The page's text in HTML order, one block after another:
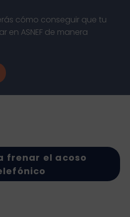
cómo conseguir que tu
en ASNEF de manera
frenar el acoso